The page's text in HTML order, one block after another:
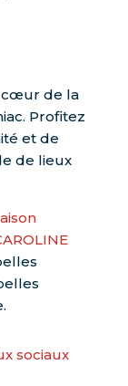
cœur de la
Profitez
et de
de lieux
.
sociaux